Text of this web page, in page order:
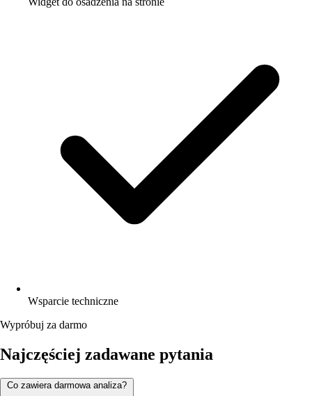
Wsparcie techniczne
Wypróbuj za darmo
Najczęściej zadawane pytania
Co zawiera darmowa analiza?